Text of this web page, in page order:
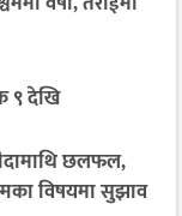
९ देखि
छलफल,
विषयमा सुझाव